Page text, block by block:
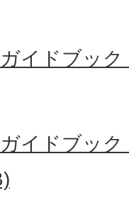
イドブッ
イドブッ